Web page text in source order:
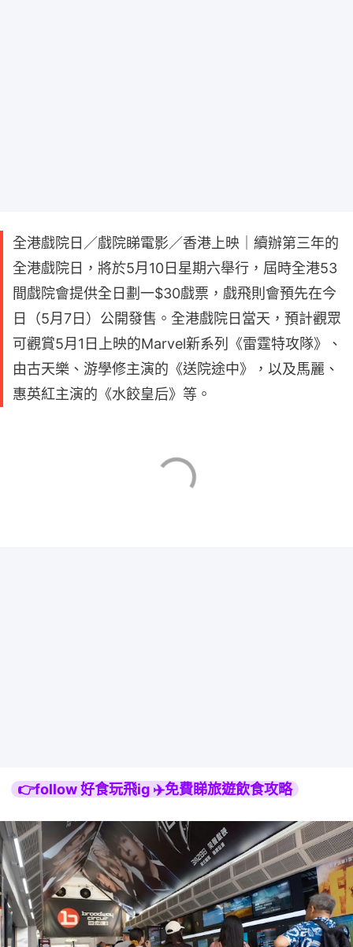
全港戲院日／戲院睇電影／香港上映｜續辦第三年的
全港戲院日，將於5月10日星期六舉行，屆時全港53
間戲院會提供全日劃一$30戲票，戲飛則會預先在今
日（5月7日）公開發售。全港戲院日當天，預計觀眾
可觀賞5月1日上映的Marvel新系列《雷霆特攻隊》、
由古天樂、游學修主演的《送院途中》，以及馬麗、
惠英紅主演的《水餃皇后》等。
👉follow 好食玩飛ig ✈️免費睇旅遊飲食攻略